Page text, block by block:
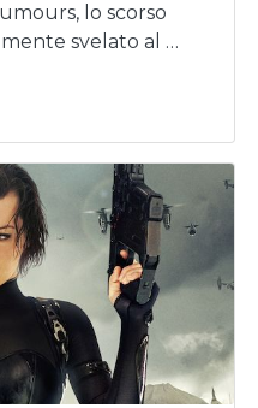
lo scorso
svelato al …